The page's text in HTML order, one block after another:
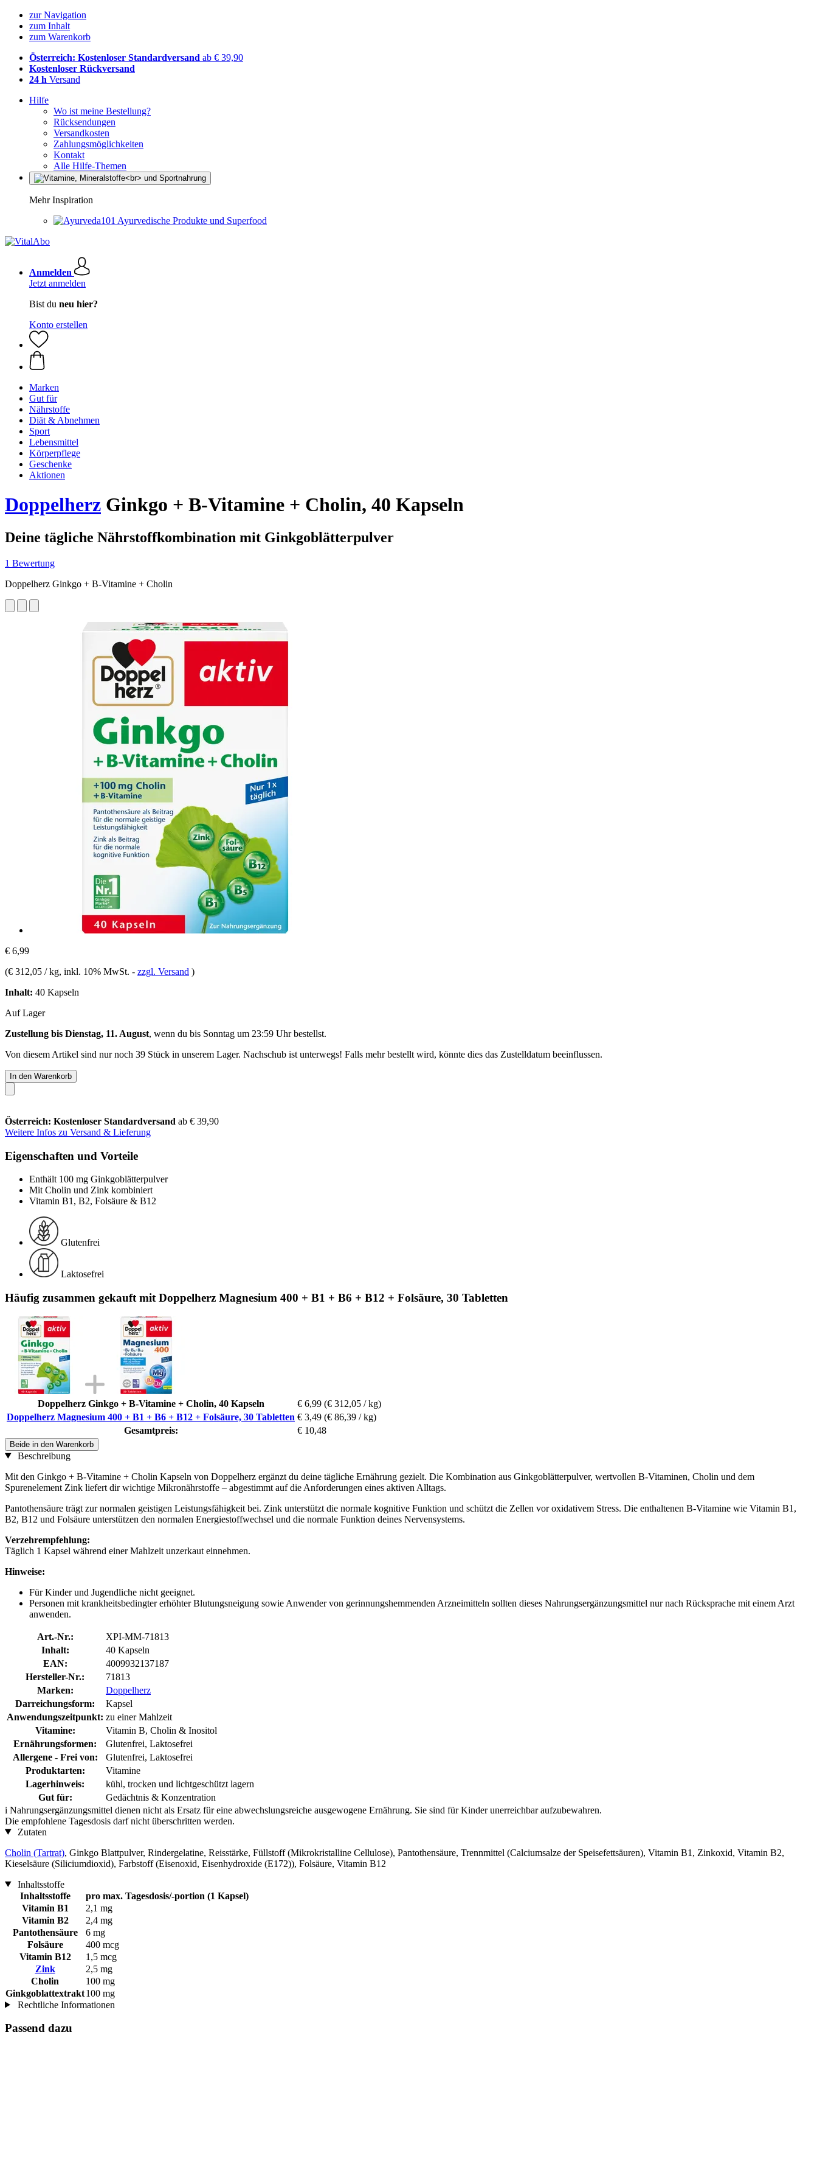
zur Navigation
zum Inhalt
zum Warenkorb
Österreich: Kostenloser Standardversand ab € 39,90
Kostenloser Rückversand
24 h Versand
Hilfe
Wo ist meine Bestellung?
Rücksendungen
Versandkosten
Zahlungsmöglichkeiten
Kontakt
Alle Hilfe-Themen
Mehr Inspiration
Ayurvedische Produkte und Superfood
Anmelden
Jetzt anmelden
Bist du neu hier?
Konto erstellen
Marken
Gut für
Nährstoffe
Diät & Abnehmen
Sport
Lebensmittel
Körperpflege
Geschenke
Aktionen
Doppelherz Ginkgo + B-Vitamine + Cholin, 40 Kapseln
Deine tägliche Nährstoffkombination mit Ginkgoblätterpulver
1 Bewertung
Doppelherz Ginkgo + B-Vitamine + Cholin
€ 6,99
(€ 312,05 / kg, inkl. 10% MwSt. - zzgl. Versand )
Inhalt: 40 Kapseln
Auf Lager
Zustellung bis Dienstag, 11. August, wenn du bis Sonntag um 23:59 Uhrbestellst.
Von diesem Artikel sind nur noch 39 Stück in unserem Lager. Nachschub ist unterwegs! Falls mehr bestellt wird, könnte dies das Zustelldatum beeinflussen.
In den Warenkorb
Österreich: Kostenloser Standardversand ab € 39,90
Weitere Infos zu Versand & Lieferung
Eigenschaften und Vorteile
Enthält 100 mg Ginkgoblätterpulver
Mit Cholin und Zink kombiniert
Vitamin B1, B2, Folsäure & B12
Glutenfrei
Laktosefrei
Häufig zusammen gekauft mit Doppelherz Magnesium 400 + B1 + B6 + B12 + Folsäure, 30 Tabletten
Doppelherz Ginkgo + B-Vitamine + Cholin, 40 Kapseln € 6,99 (€ 312,05 / kg)
Doppelherz Magnesium 400 + B1 + B6 + B12 + Folsäure, 30 Tabletten € 3,49 (€ 86,39 / kg)
Gesamtpreis:
€ 10,48
Beide in den Warenkorb
Beschreibung
Mit den Ginkgo + B-Vitamine + Cholin Kapseln von Doppelherz ergänzt du deine tägliche Ernährung gezielt. Die Kombination aus Ginkgoblätterpulver, wertvollen B-Vitaminen, Cholin und dem
Spurenelement Zink liefert dir wichtige Mikronährstoffe – abgestimmt auf die Anforderungen eines aktiven Alltags.
Pantothensäure trägt zur normalen geistigen Leistungsfähigkeit bei. Zink unterstützt die normale kognitive Funktion und schützt die Zellen vor oxidativem Stress. Die enthaltenen B-Vitamine wie Vitamin B1,
B2, B12 und Folsäure unterstützen den normalen Energiestoffwechsel und die normale Funktion deines Nervensystems.
Verzehrempfehlung:
Täglich 1 Kapsel während einer Mahlzeit unzerkaut einnehmen.
Hinweise:
Für Kinder und Jugendliche nicht geeignet.
Personen mit krankheitsbedingter erhöhter Blutungsneigung sowie Anwender von gerinnungshemmenden Arzneimitteln sollten dieses Nahrungsergänzungsmittel nur nach Rücksprache mit einem Arzt
anwenden.
Art.-Nr.:
XPI-MM-71813
Inhalt:
40 Kapseln
EAN:
4009932137187
Hersteller-Nr.:
71813
Marken:
Doppelherz
Darreichungsform:
Kapsel
Anwendungszeitpunkt: zu einer Mahlzeit
Vitamine:
Vitamin B, Cholin & Inositol
Ernährungsformen:
Glutenfrei, Laktosefrei
Allergene - Frei von:
Glutenfrei, Laktosefrei
Produktarten:
Vitamine
Lagerhinweis:
kühl, trocken und lichtgeschützt lagern
Gut für:
Gedächtnis & Konzentration
i Nahrungsergänzungsmittel dienen nicht als Ersatz für eine abwechslungsreiche ausgewogene Ernährung. Sie sind für Kinder unerreichbar aufzubewahren.
Die empfohlene Tagesdosis darf nicht überschritten werden.
Zutaten
Cholin (Tartrat), Ginkgo Blattpulver, Rindergelatine, Reisstärke, Füllstoff (Mikrokristalline Cellulose), Pantothensäure, Trennmittel (Calciumsalze der Speisefettsäuren), Vitamin B1, Zinkoxid, Vitamin B2,
Kieselsäure (Siliciumdioxid), Farbstoff (Eisenoxid, Eisenhydroxide (E172)), Folsäure, Vitamin B12
Inhaltsstoffe
Inhaltsstoffe
pro max. Tagesdosis/-portion (1 Kapsel)
Vitamin B1
2,1 mg
Vitamin B2
2,4 mg
Pantothensäure
6 mg
Folsäure
400 mcg
Vitamin B12
1,5 mcg
Zink
2,5 mg
Cholin
100 mg
Ginkgoblattextrakt100 mg
Rechtliche Informationen
Passend dazu